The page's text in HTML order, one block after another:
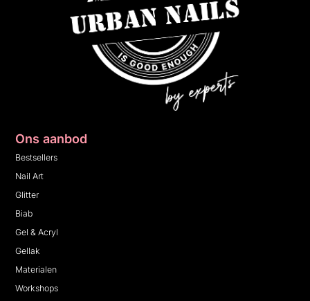
Ons aanbod
Bestsellers
Nail Art
Glitter
Biab
Gel & Acryl
Gellak
Materialen
Workshops